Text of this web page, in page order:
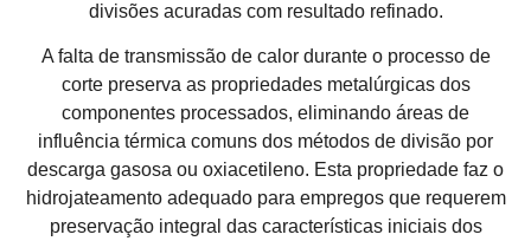
divisões acuradas com resultado refinado.
A falta de transmissão de calor durante o processo de
corte preserva as propriedades metalúrgicas dos
componentes processados, eliminando áreas de
influência térmica comuns dos métodos de divisão por
descarga gasosa ou oxiacetileno. Esta propriedade faz o
hidrojateamento adequado para empregos que requerem
preservação integral das características iniciais dos